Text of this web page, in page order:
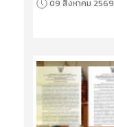
09 สิงหาคม 2569